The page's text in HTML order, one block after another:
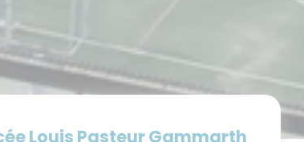
Louis Pasteur Gammarth